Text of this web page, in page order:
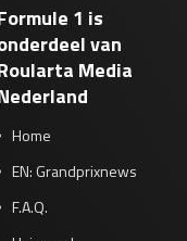
1 is
van
Media
Home
EN: Grandprixnews
F.A.Q.